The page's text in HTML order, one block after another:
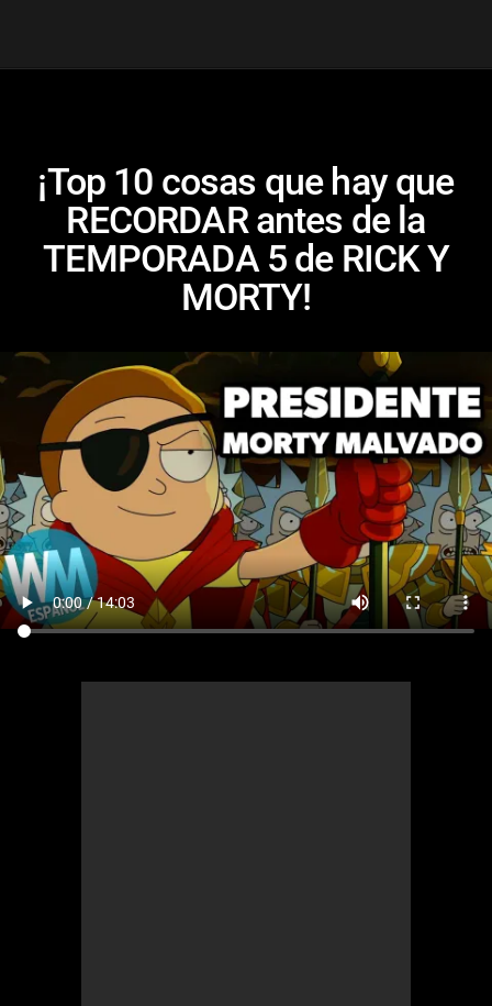
¡Top 10 cosas que hay que
RECORDAR antes de la
TEMPORADA 5 de RICK Y
MORTY!